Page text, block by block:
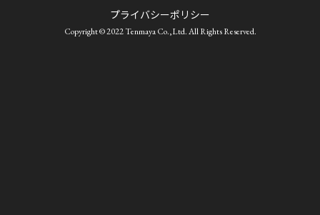
プライバシーポリシー
Copyright © 2022 Tenmaya Co.,Ltd. All Rights Reserved.